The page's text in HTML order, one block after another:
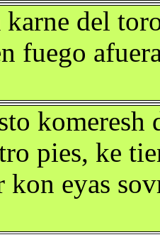
karne del
fuego
komeresh
pies, ke
kon eyas